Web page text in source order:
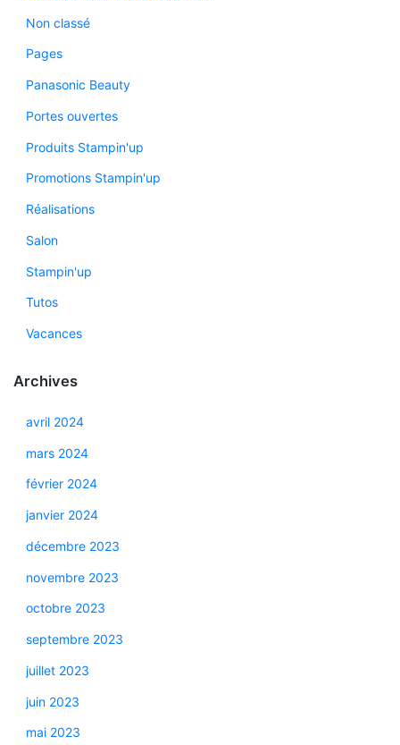
Non classé
Pages
Panasonic Beauty
Portes ouvertes
Produits Stampin'up
Promotions Stampin'up
Réalisations
Salon
Stampin'up
Tutos
Vacances
Archives
avril 2024
mars 2024
février 2024
janvier 2024
décembre 2023
novembre 2023
octobre 2023
septembre 2023
juillet 2023
juin 2023
mai 2023